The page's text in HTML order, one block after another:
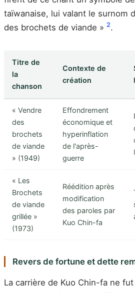
taïwanaise, lui valant le surnom
des brochets de viande » 2.
Titre de
la
chanson
Contexte de
création
« Vendre
des
brochets
de viande
» (1949)
Effondrement
économique et
hyperinflation
de l'après-
guerre
« Les
Brochets
de viande
grillée »
(1973)
Réédition après
modification
des paroles par
Kuo Chin-fa
Revers de fortune et dette
La carrière de Kuo Chin-fa ne